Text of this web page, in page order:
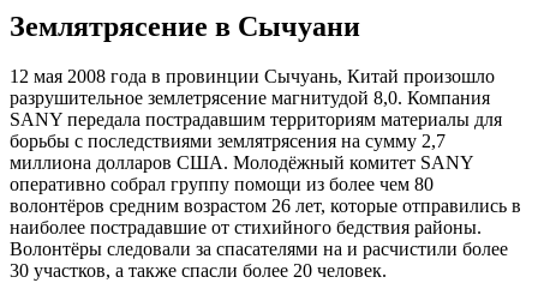
Землятрясение в Сычуани
12 мая 2008 года в провинции Сычуань, Китай произошло
разрушительное землетрясение магнитудой 8,0. Компания
SANY передала пострадавшим территориям материалы для
борьбы с последствиями землятрясения на сумму 2,7
миллиона долларов США. Молодёжный комитет SANY
оперативно собрал группу помощи из более чем 80
волонтёров средним возрастом 26 лет, которые отправились в
наиболее пострадавшие от стихийного бедствия районы.
Волонтёры следовали за спасателями на и расчистили более
30 участков, а также спасли более 20 человек.